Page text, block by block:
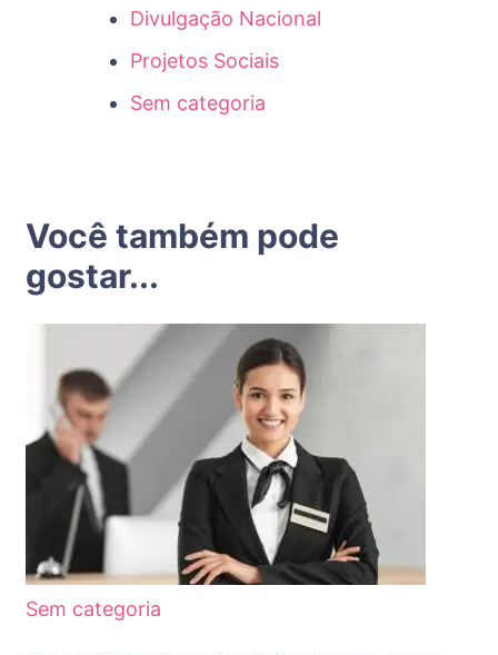
Divulgação Nacional
Projetos Sociais
Sem categoria
Você também pode
gostar...
Sem categoria